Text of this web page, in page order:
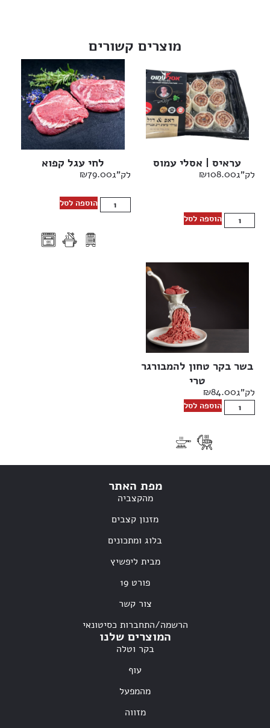
מוצרים קשורים
עראיס | אסלי עמוס
לק"ג ₪108.00
הוספה לסל
לחי עגל קפוא
לק"ג ₪79.00
הוספה לסל
בשר בקר טחון להמבורגר
טרי
לק"ג ₪84.00
הוספה לסל
מפת האתר
מהקצביה
מזנון קצבים
בלוג ומתכונים
מבית ליפשיץ
פורט 19
צור קשר
הרשמה/התחברות כסיטונאי
המוצרים שלנו
בקר וטלה
עוף
מהמפעל
מזווה